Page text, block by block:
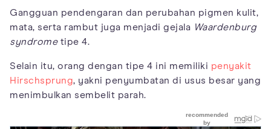
Gangguan pendengaran dan perubahan pigmen kulit,
mata, serta rambut juga menjadi gejala Waardenburg
syndrometipe 4.
Selain itu, orang dengan tipe 4 ini memiliki penyakit
Hirschsprung, yakni penyumbatan di usus besar yang
menimbulkan sembelit parah.